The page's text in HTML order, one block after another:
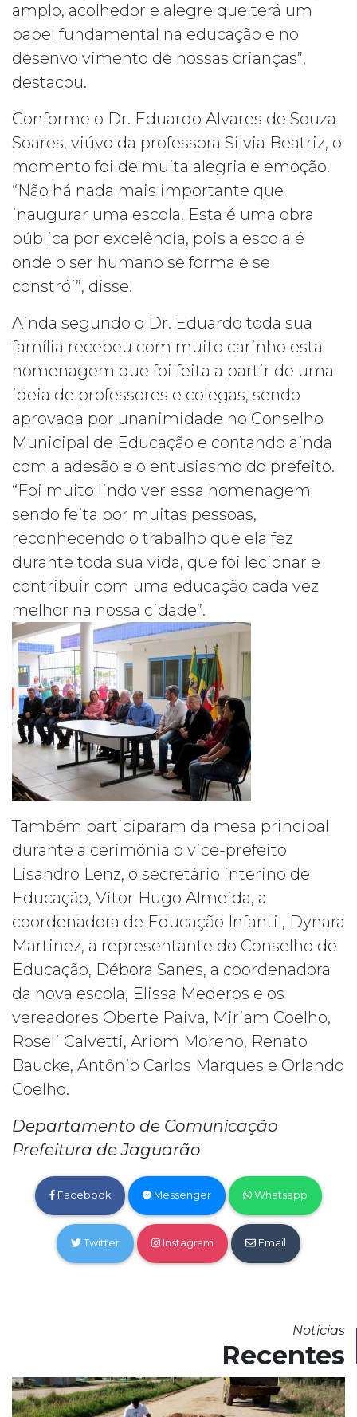
amplo, acolhedor e alegre que terá um
papel fundamental na educação e no
desenvolvimento de nossas crianças”,
destacou.
Conforme o Dr. Eduardo Alvares de Souza
Soares, viúvo da professora Silvia Beatriz, o
momento foi de muita alegria e emoção.
“Não há nada mais importante que
inaugurar uma escola. Esta é uma obra
pública por excelência, pois a escola é
onde o ser humano se forma e se
constrói”, disse.
Ainda segundo o Dr. Eduardo toda sua
família recebeu com muito carinho esta
homenagem que foi feita a partir de uma
ideia de professores e colegas, sendo
aprovada por unanimidade no Conselho
Municipal de Educação e contando ainda
com a adesão e o entusiasmo do prefeito.
“Foi muito lindo ver essa homenagem
sendo feita por muitas pessoas,
reconhecendo o trabalho que ela fez
durante toda sua vida, que foi lecionar e
contribuir com uma educação cada vez
melhor na nossa cidade”.
Também participaram da mesa principal
durante a cerimônia o vice-prefeito
Lisandro Lenz, o secretário interino de
Educação, Vitor Hugo Almeida, a
coordenadora de Educação Infantil, Dynara
Martinez, a representante do Conselho de
Educação, Débora Sanes, a coordenadora
da nova escola, Elissa Mederos e os
vereadores Oberte Paiva, Miriam Coelho,
Roseli Calvetti, Ariom Moreno, Renato
Baucke, Antônio Carlos Marques e Orlando
Coelho.
Departamento de Comunicação
Prefeitura de Jaguarão
Facebook Messenger Whatsapp
Twitter Instagram Email
Notícias
Recentes